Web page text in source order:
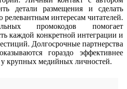
детали размещения и сделать
интересам читателей.
промокодов помогает
каждой конкретной интеграции и
Долгосрочные партнерства
гораздо эффективнее
крупных медийных личностей.